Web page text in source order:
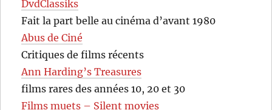
DvdClassiks
Fait la part belle au cinéma d’avant 1980
Abus de Ciné
Critiques de films récents
Ann Harding’s Treasures
films rares des années 10, 20 et 30
Films muets – Silent movies